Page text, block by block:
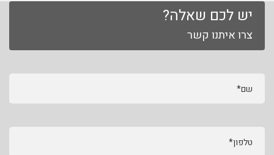
יש לכם שאלה?
צרו איתנו קשר
שם*
טלפון*